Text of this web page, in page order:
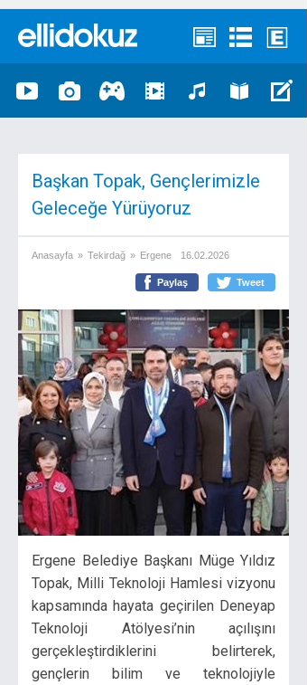
Başkan Topak, Gençlerimizle
Geleceğe Yürüyoruz
Anasayfa » Tekirdağ » Ergene 16.02.2026
Paylaş Tweet
Ergene Belediye Başkanı Müge Yıldız
Topak, Milli Teknoloji Hamlesi vizyonu
kapsamında hayata geçirilen Deneyap
Teknoloji Atölyesi’nin açılışını
gerçekleştirdiklerini belirterek,
gençlerin bilim ve teknolojiyle